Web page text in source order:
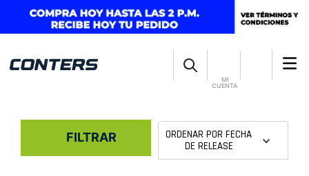
MI
CUENTA
FILTRAR ORDENAR POR FECHA
DE RELEASE